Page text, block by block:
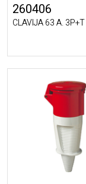
260406
CLAVIJA 63 A. 3P+T